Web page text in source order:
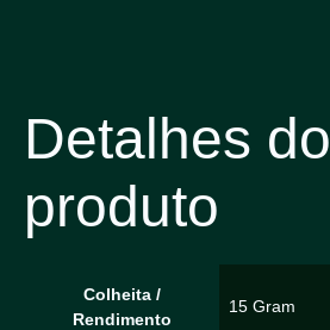
Detalhes do
produto
Colheita /
Rendimento
15 Gram